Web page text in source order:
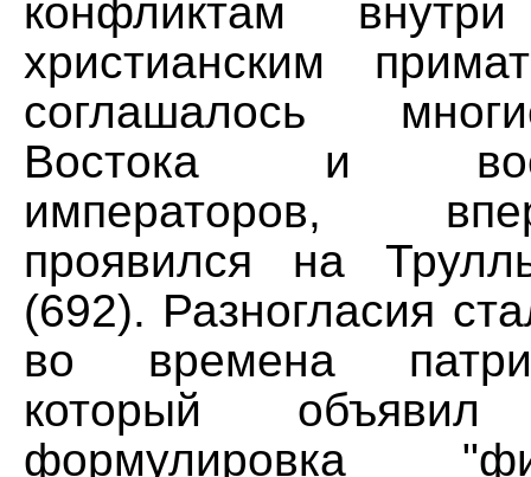
конфликтам
христианским
соглашалось
Востока и
императоров,
проявился на
(692). Разногласия
во времена
который объявил
формулировка